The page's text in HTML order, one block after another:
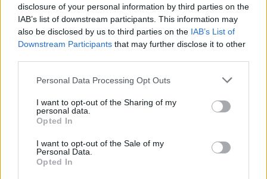
disclosure of your personal information by third parties on the
IAB’s list of downstream participants. This information may
also be disclosed by us to third parties on the IAB’s List of
Downstream Participants that may further disclose it to other
Personal Data Processing Opt Outs
I want to opt-out of the Sharing of my
personal data.
Opted In
I want to opt-out of the Sale of my
Personal Data.
Opted In
Photo 4/6
Super League: Η βαθμολογία μετά από τα ματς της
Κυριακής (10/1)